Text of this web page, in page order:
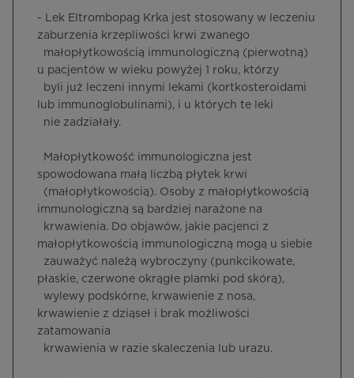
- Lek Eltrombopag Krka jest stosowany w leczeniu
zaburzenia krzepliwości krwi zwanego
małopłytkowością immunologiczną (pierwotną)
u pacjentów w wieku powyżej 1 roku, którzy
byli już leczeni innymi lekami (kortkosteroidami
lub immunoglobulinami), i u których te leki
nie zadziałały.
Małopłytkowość immunologiczna jest
spowodowana małą liczbą płytek krwi
(małopłytkowością). Osoby z małopłytkowością
immunologiczną są bardziej narażone na
krwawienia. Do objawów, jakie pacjenci z
małopłytkowością immunologiczną mogą u siebie
zauważyć należą wybroczyny (punkcikowate,
płaskie, czerwone okrągłe plamki pod skórą),
wylewy podskórne, krwawienie z nosa,
krwawienie z dziąseł i brak możliwości
zatamowania
krwawienia w razie skaleczenia lub urazu.